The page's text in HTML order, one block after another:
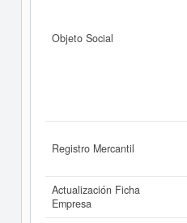
Objeto Social
Registro Mercantil
Actualización Ficha
Empresa